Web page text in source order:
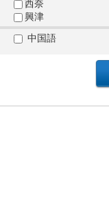
西奈
興津
中国語